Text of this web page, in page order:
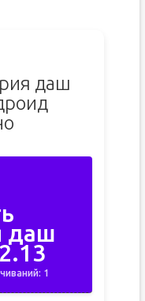
даш
даш
1